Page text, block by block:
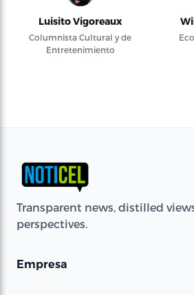
Luisito Vigoreaux
Columnista Cultural y de
Entretenimiento
Transparent news, distilled
perspectives.
Empresa